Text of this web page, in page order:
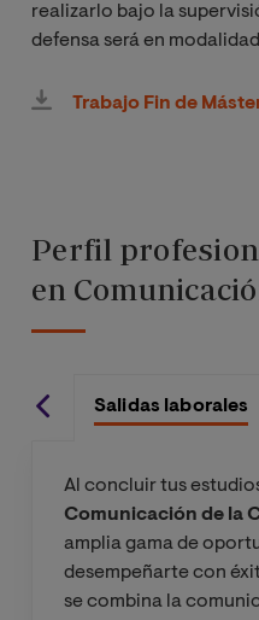
realizarlo bajo la
defensa será en modalidad
Trabajo Fin de
Perfil
en
Salidas laborales
Al concluir tus
Comunicación de la
amplia gama de
desempeñarte con
se combina la